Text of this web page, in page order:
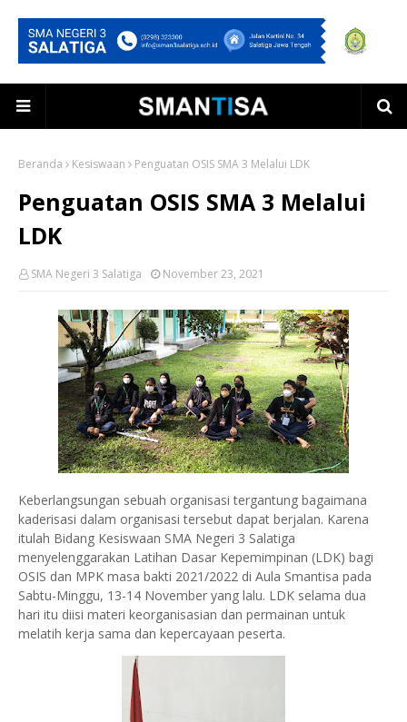
Beranda Kesiswaan Penguatan OSIS SMA 3 Melalui LDK
Penguatan OSIS SMA 3 Melalui
LDK
SMA Negeri 3 Salatiga November 23, 2021
Keberlangsungan sebuah organisasi tergantung bagaimana
kaderisasi dalam organisasi tersebut dapat berjalan. Karena
itulah Bidang Kesiswaan SMA Negeri 3 Salatiga
menyelenggarakan Latihan Dasar Kepemimpinan (LDK) bagi
OSIS dan MPK masa bakti 2021/2022 di Aula Smantisa pada
Sabtu-Minggu, 13-14 November yang lalu. LDK selama dua
hari itu diisi materi keorganisasian dan permainan untuk
melatih kerja sama dan kepercayaan peserta.